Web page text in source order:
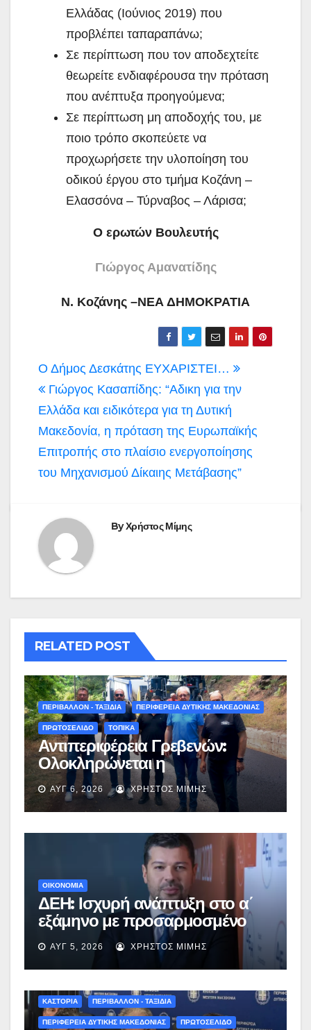
Ελλάδας (Ιούνιος 2019) που
προβλέπει ταπαραπάνω;
Σε περίπτωση που τον αποδεχτείτε
θεωρείτε ενδιαφέρουσα την πρόταση
που ανέπτυξα προηγούμενα;
Σε περίπτωση μη αποδοχής του, με
ποιο τρόπο σκοπεύετε να
προχωρήσετε την υλοποίηση του
οδικού έργου στο τμήμα Κοζάνη –
Ελασσόνα – Τύρναβος – Λάρισα;
Ο ερωτών Βουλευτής
Γιώργος Αμανατίδης
Ν. Κοζάνης –ΝΕΑ ΔΗΜΟΚΡΑΤΙΑ
Πλοήγηση
άρθρων
Ο Δήμος Δεσκάτης ΕΥΧΑΡΙΣΤΕΙ…
Γιώργος Κασαπίδης: “Αδικη για την
Ελλάδα και ειδικότερα για τη Δυτική
Μακεδονία, η πρόταση της Ευρωπαϊκής
Επιτροπής στο πλαίσιο ενεργοποίησης
του Μηχανισμού Δίκαιης Μετάβασης”
ByΧρήστος Μίμης
RELATED POST
ΠΕΡΙΒΑΛΛΟΝ - ΤΑΞΙΔΙΑ ΠΕΡΙΦΕΡΕΙΑ ΔΥΤΙΚΗΣ ΜΑΚΕΔΟΝΙΑΣ
ΠΡΩΤΟΣΕΛΙΔΟ ΤΟΠΙΚΑ
Αντιπεριφέρεια Γρεβενών:
Ολοκληρώνεται η
ασφαλτόστρωση της οδού
Περιβόλι – Αβδέλλα
ΑΥΓ 6, 2026 ΧΡΉΣΤΟΣ ΜΊΜΗΣ
ΟΙΚΟΝΟΜΙΑ
ΔΕΗ: Ισχυρή ανάπτυξη στο α΄
εξάμηνο με προσαρμοσμένο
EBITDA στα €1,2 δισ.
ΑΥΓ 5, 2026 ΧΡΉΣΤΟΣ ΜΊΜΗΣ
ΚΑΣΤΟΡΙΑ ΠΕΡΙΒΑΛΛΟΝ - ΤΑΞΙΔΙΑ
ΠΕΡΙΦΕΡΕΙΑ ΔΥΤΙΚΗΣ ΜΑΚΕΔΟΝΙΑΣ ΠΡΩΤΟΣΕΛΙΔΟ